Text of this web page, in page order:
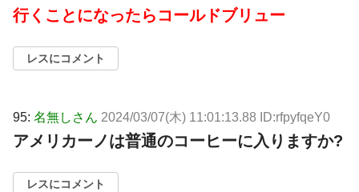
行くことになったらコールドブリュー
レスにコメント
95: 名無しさん 2024/03/07(木) 11:01:13.88 ID:rfpyfqeY0
アメリカーノは普通のコーヒーに入りますか?
レスにコメント